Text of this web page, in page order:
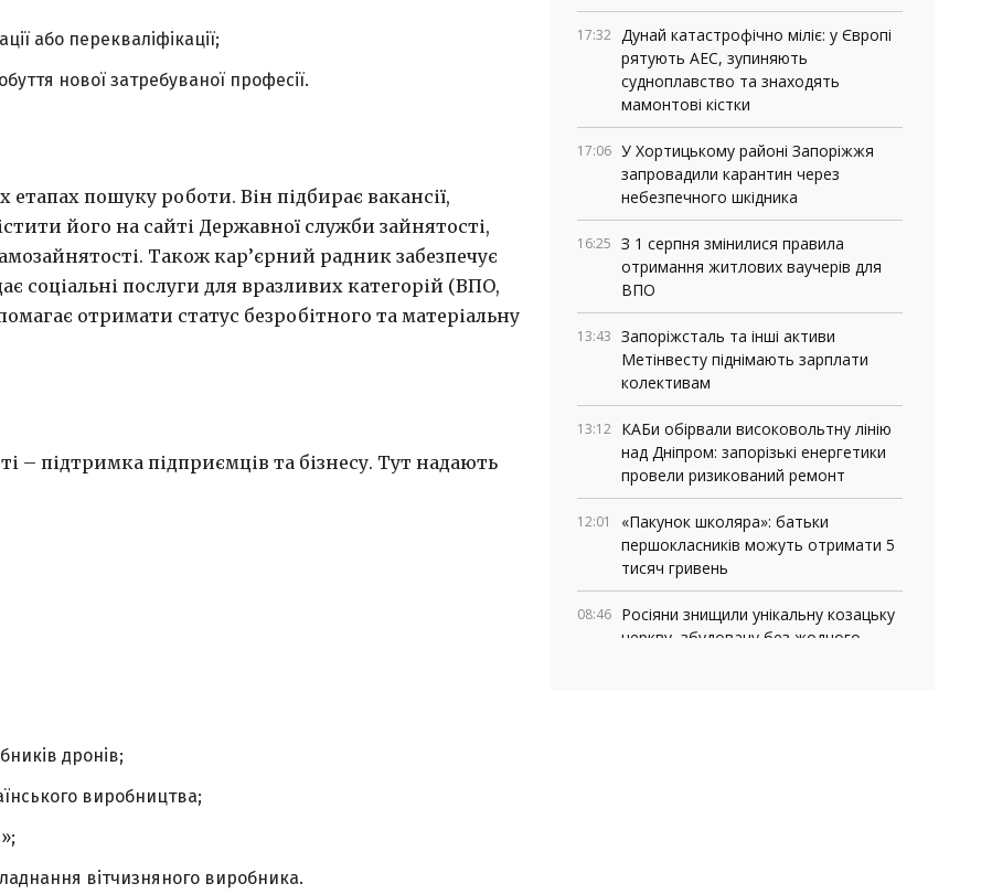
або перекваліфікації;
нової затребуваної професії.
етапах пошуку роботи. Він підбирає вакансії,
його на сайті Державної служби зайнятості,
Також кар’єрний радник забезпечує
соціальні послуги для вразливих категорій (ВПО,
отримати статус безробітного та матеріальну
підтримка підприємців та бізнесу. Тут надають
дронів;
виробництва;
вітчизняного виробника.
17:32 Дунай катастрофічно міліє: у Європі
рятують АЕС, зупиняють
судноплавство та знаходять
мамонтові кістки
17:06 У Хортицькому районі Запоріжжя
запровадили карантин через
небезпечного шкідника
16:25 З 1 серпня змінилися правила
отримання житлових ваучерів для
ВПО
13:43 Запоріжсталь та інші активи
Метінвесту піднімають зарплати
колективам
13:12 КАБи обірвали високовольтну лінію
над Дніпром: запорізькі енергетики
провели ризикований ремонт
12:01
«Пакунок школяра»: батьки
першокласників можуть отримати 5
тисяч гривень
08:46 Росіяни знищили унікальну козацьку
церкву, збудовану без жодного